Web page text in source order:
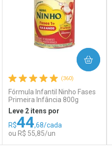
(360)
Fórmula Infantil Ninho Fases
Primeira Infância 800g
Leve 2 itens por
R$44,68/cada
ou R$ 55,85/un
COMPRAR